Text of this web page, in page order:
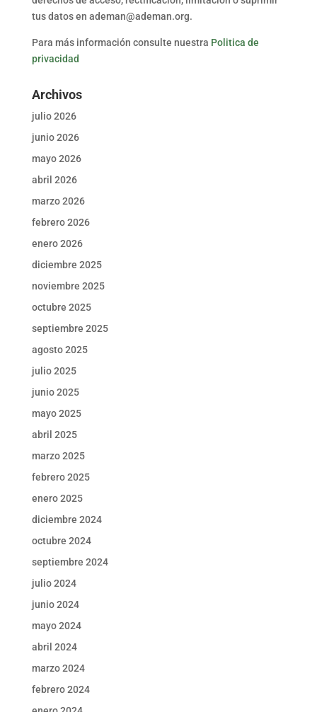
tus datos en ademan@ademan.org.
Para más información consulte nuestra Politica de
privacidad
Archivos
julio 2026
junio 2026
mayo 2026
abril 2026
marzo 2026
febrero 2026
enero 2026
diciembre 2025
noviembre 2025
octubre 2025
septiembre 2025
agosto 2025
julio 2025
junio 2025
mayo 2025
abril 2025
marzo 2025
febrero 2025
enero 2025
diciembre 2024
octubre 2024
septiembre 2024
julio 2024
junio 2024
mayo 2024
abril 2024
marzo 2024
febrero 2024